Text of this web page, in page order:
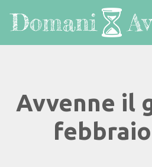
Avvenne il